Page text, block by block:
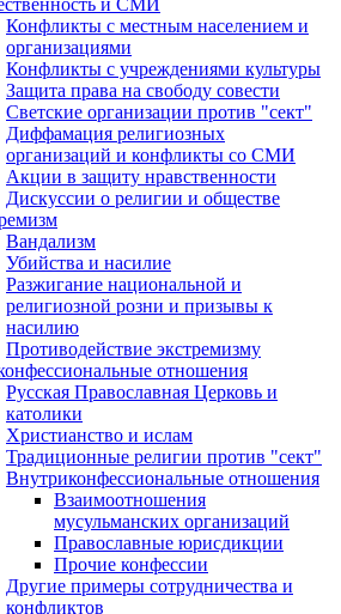
и СМИ
Конфликты с местным населением и
организациями
Конфликты с учреждениями культуры
Защита права на свободу совести
Светские организации против "сект"
Диффамация религиозных
организаций и конфликты со СМИ
Акции в защиту нравственности
Дискуссии о религии и обществе
Вандализм
Убийства и насилие
Разжигание национальной и
религиозной розни и призывы к
насилию
Противодействие экстремизму
отношения
Русская Православная Церковь и
католики
Христианство и ислам
Традиционные религии против "сект"
Внутриконфессиональные отношения
Взаимоотношения
мусульманских организаций
Православные юрисдикции
Прочие конфессии
Другие примеры сотрудничества и
конфликтов